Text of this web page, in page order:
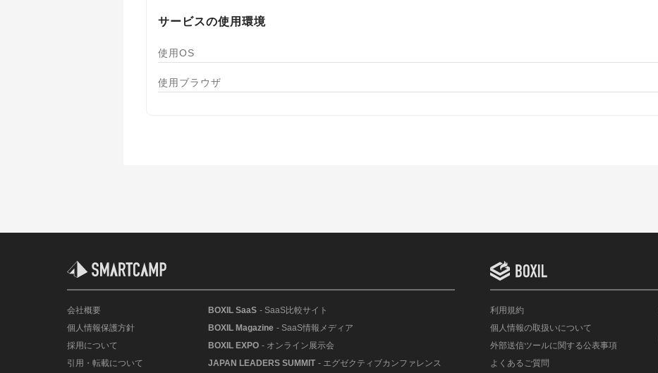
サービスの使用環境
使用OS
使用ブラウザ
会社概要
個人情報保護方針
採用について
引用・転載について
BOXIL SaaS - SaaS比較サイト
BOXIL Magazine - SaaS情報メディア
BOXIL EXPO - オンライン展示会
JAPAN LEADERS SUMMIT - エグゼクティブカンファレンス
利用規約
個人情報の取扱いについて
外部送信ツールに関する公表事項
よくあるご質問